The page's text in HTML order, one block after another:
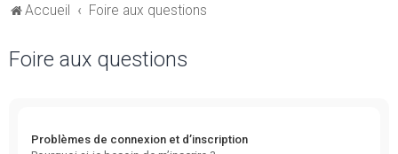
Accueil Foire aux questions
Foire aux questions
Problèmes de connexion et d’inscription